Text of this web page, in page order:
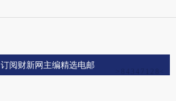
订阅财新网主编精选电邮